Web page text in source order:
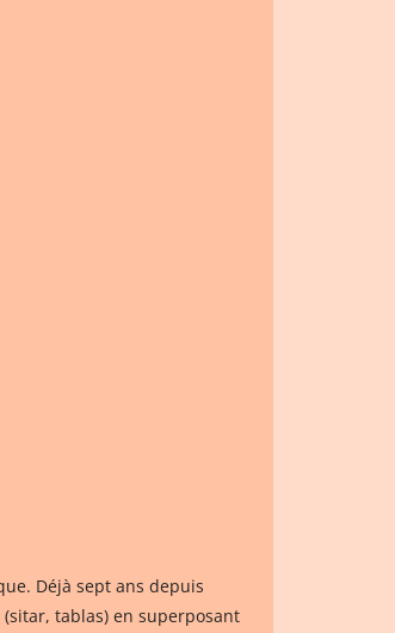
Déjà sept ans depuis
tablas) en superposant